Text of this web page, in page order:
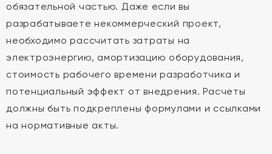
обязательной частью. Даже если вы
разрабатываете некоммерческий проект,
необходимо рассчитать затраты на
электроэнергию, амортизацию оборудования,
стоимость рабочего времени разработчика и
потенциальный эффект от внедрения. Расчеты
должны быть подкреплены формулами и ссылками
на нормативные акты.